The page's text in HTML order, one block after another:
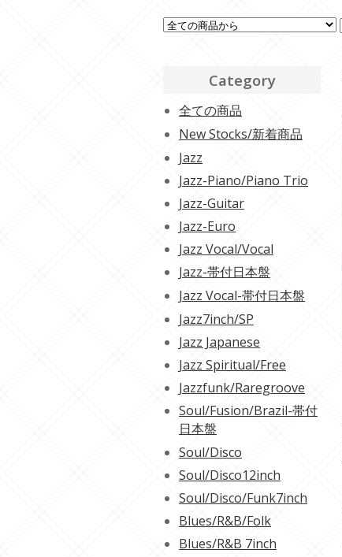
Category
全ての商品
New Stocks/新着商品
Jazz
Jazz-Piano/Piano Trio
Jazz-Guitar
Jazz-Euro
Jazz Vocal/Vocal
Jazz-帯付日本盤
Jazz Vocal-帯付日本盤
Jazz7inch/SP
Jazz Japanese
Jazz Spiritual/Free
Jazzfunk/Raregroove
Soul/Fusion/Brazil-帯付
日本盤
Soul/Disco
Soul/Disco12inch
Soul/Disco/Funk7inch
Blues/R&B/Folk
Blues/R&B 7inch